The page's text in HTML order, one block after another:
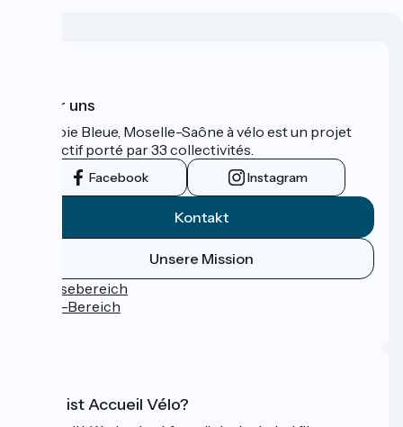
Über uns
La Voie Bleue, Moselle-Saône à vélo est un projet
collectif porté par 33 collectivités.
Facebook Instagram
Kontakt
Unsere Mission
Pressebereich
Profi-Bereich
Was ist Accueil Vélo?